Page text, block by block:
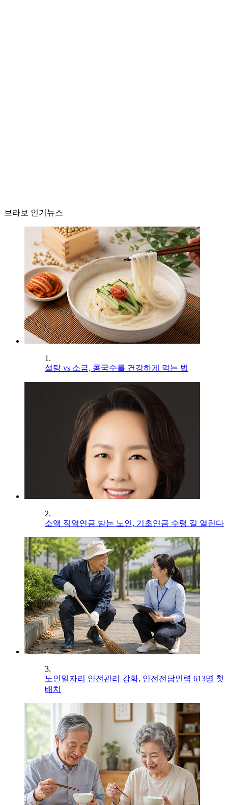
브라보 인기뉴스
1.
설탕 vs 소금, 콩국수를 건강하게 먹는 법
2.
소액 직역연금 받는 노인, 기초연금 수령 길 열린다
3.
노인일자리 안전관리 강화, 안전전담인력 613명 첫
배치